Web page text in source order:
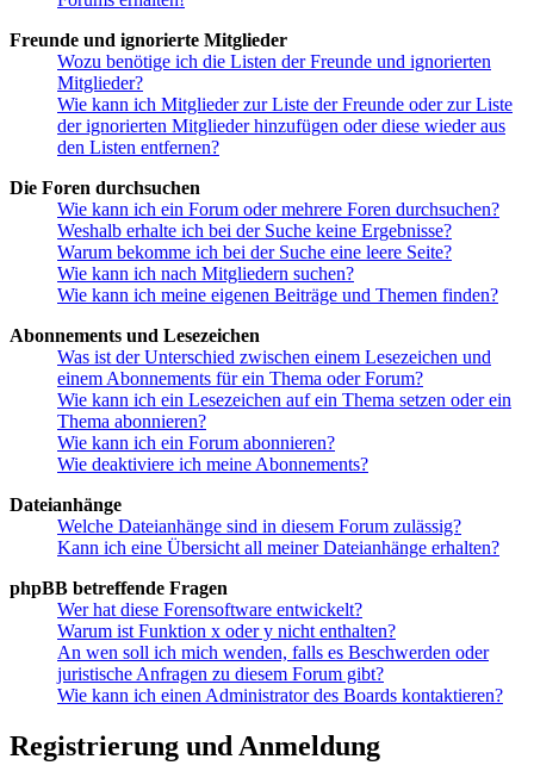
Freunde und ignorierte Mitglieder
Wozu benötige ich die Listen der Freunde und ignorierten
Mitglieder?
Wie kann ich Mitglieder zur Liste der Freunde oder zur Liste
der ignorierten Mitglieder hinzufügen oder diese wieder aus
den Listen entfernen?
Die Foren durchsuchen
Wie kann ich ein Forum oder mehrere Foren durchsuchen?
Weshalb erhalte ich bei der Suche keine Ergebnisse?
Warum bekomme ich bei der Suche eine leere Seite?
Wie kann ich nach Mitgliedern suchen?
Wie kann ich meine eigenen Beiträge und Themen finden?
Abonnements und Lesezeichen
Was ist der Unterschied zwischen einem Lesezeichen und
einem Abonnements für ein Thema oder Forum?
Wie kann ich ein Lesezeichen auf ein Thema setzen oder ein
Thema abonnieren?
Wie kann ich ein Forum abonnieren?
Wie deaktiviere ich meine Abonnements?
Dateianhänge
Welche Dateianhänge sind in diesem Forum zulässig?
Kann ich eine Übersicht all meiner Dateianhänge erhalten?
phpBB betreffende Fragen
Wer hat diese Forensoftware entwickelt?
Warum ist Funktion x oder y nicht enthalten?
An wen soll ich mich wenden, falls es Beschwerden oder
juristische Anfragen zu diesem Forum gibt?
Wie kann ich einen Administrator des Boards kontaktieren?
Registrierung und Anmeldung